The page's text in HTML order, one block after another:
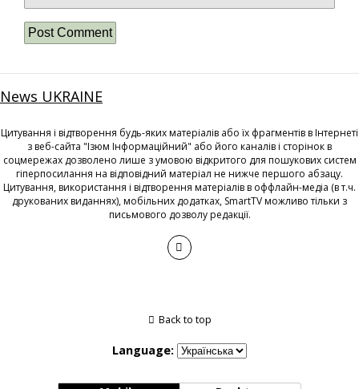
News UKRAINE
Цитування і відтворення будь-яких матеріалів або їх фрагментів в Інтернеті
з веб-сайта "Ізюм Інформаційний" або його каналів і сторінок в
соцмережах дозволено лише з умовою відкритого для пошукових систем
гіперпосилання на відповідний матеріал не нижче першого абзацу.
Цитування, використання і відтворення матеріалів в оффлайн-медіа (в т.ч.
друкованих виданнях), мобільних додатках, SmartTV можливо тільки з
письмового дозволу редакції.
Back to top
Language: